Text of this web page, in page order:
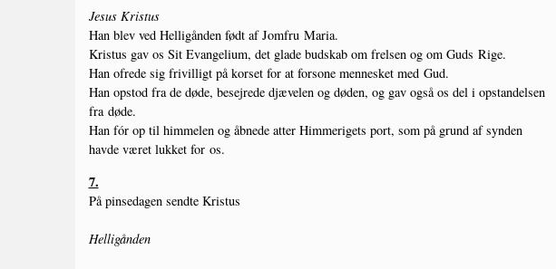
Jesus Kristus
Han blev ved Hel­li­gån­den født af Jom­fru Maria.
Kristus gav os Sit Evan­ge­li­um, det gla­de bud­skab om frel­sen og om Guds Rige.
Han ofre­de sig fri­vil­ligt på kor­set for at for­so­ne men­ne­sket med Gud.
Han opstod fra de døde, besej­re­de djæ­vel­en og døden, og gav også os del i opstan­del­sen
fra døde.
Han fór op til him­me­len og åbne­de atter Him­me­ri­gets port, som på grund af syn­den
hav­de været luk­ket for os.
7.
På pin­se­da­gen send­te Kristus
Helligånden